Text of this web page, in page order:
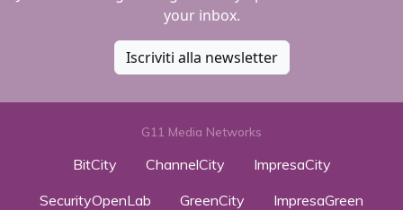
your inbox.
Iscriviti alla newsletter
G11 Media Networks
BitCity ChannelCity
ImpresaCity
SecurityOpenLab
GreenCity
ImpresaGreen